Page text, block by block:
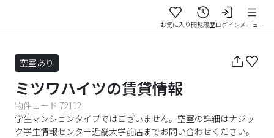
お気に入り閲覧履歴ログインメニュー
空室あり
ミツワハイツの賃貸情報
物件コード 72112
学生マンションタイプではございません。空室の詳細はナジッ
ク学生情報センター近畿大学前店までお問い合わせください。